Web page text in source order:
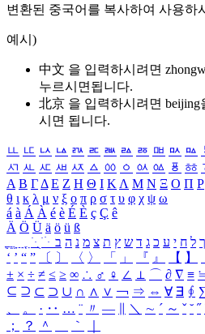
변환된 중국어를 복사하여 사용하
예시)
中文 을 입력하시려면
누르시면됩니다.
北京 을 입력하시려면 beijing
시면 됩니다.
ㅥ ㅦ ㅧ ㅨ ㅩ ㅪ ㅫ ㅬ ㅭ ㅮ ㅯ ㅰ
ㅺ ㅻ ㅼ ㅽ ㅾ ㅿ ㆀ ㆁ ㆂ ㆃ ㆄ ㆅ
Α Β ΓΔ Ε Ζ Η Θ Ι ΚΛ Μ Ν Ξ Ο Π Ρ
θ ι κ λ μ ν ξ ο π ρ σ τ υ φ χ ψ ω
á à Á À é è É È ç Ç ê
Ä Ö Ü ä ö ü ß
ִֶֹ ֻּ ׁׂ ך ל ח י ע כ ג ד ש ץ ת צ מ נ ה ב
‘ ’ “ ” 〔 〕 〈 〉 「 」 『 』 【 】
± × ÷ ≠ ≤ ≥ ∞ ∴ ♂ ♀ ∠ ⊥ ⌒ ∂ ∇ ≡
⊆ ⊇ ⊂ ⊃ ∪ ∩ ∧ ∨ ￢ ⇒ ⇔ ∀ ∃ ∮
、
。 · ‥ … ¨ 〃 ― ＼ ∼ ´ ～ ˇ ˘ ˝
；
？ ＾ ｀